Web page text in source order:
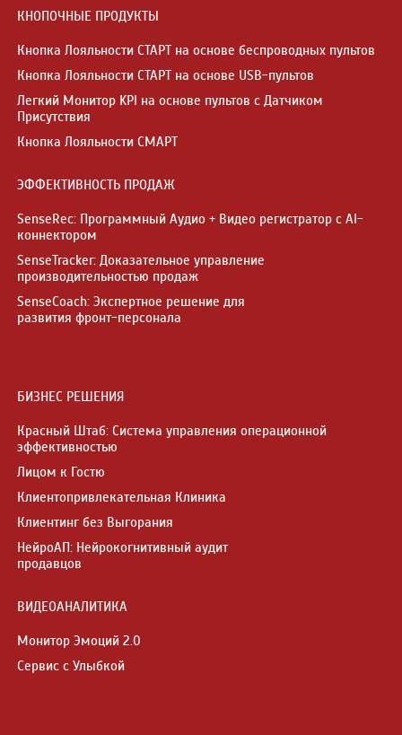
КНОПОЧНЫЕ ПРОДУКТЫ
Кнопка Лояльности СТАРТ на основе беспроводных пультов
Кнопка Лояльности СТАРТ на основе USB-пультов
Легкий Монитор KPI на основе пультов с Датчиком
Присутствия
Кнопка Лояльности СМАРТ
ЭФФЕКТИВНОСТЬ ПРОДАЖ
SenseRec: Программный Аудио + Видео регистратор с AI-
коннектором
SenseTracker: Доказательное управление
производительностью продаж
SenseCoach: Экспертное решение для
развития фронт-персонала
БИЗНЕС РЕШЕНИЯ
Красный Штаб: Система управления операционной
эффективностью
Лицом к Гостю
Клиентопривлекательная Клиника
Клиентинг без Выгорания
НейроАП: Нейрокогнитивный аудит
продавцов
ВИДЕОАНАЛИТИКА
Монитор Эмоций 2.0
Сервис с Улыбкой